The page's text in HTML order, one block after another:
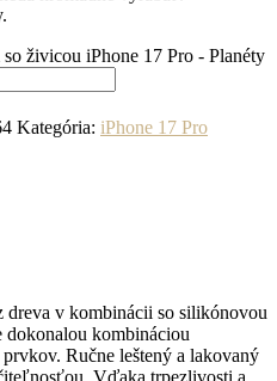
živicou iPhone 17 Pro - Planéty
Kategória: iPhone 17 Pro
v kombinácii so silikónovou
dokonalou kombináciou
Ručne leštený a lakovaný
Vďaka trpezlivosti a